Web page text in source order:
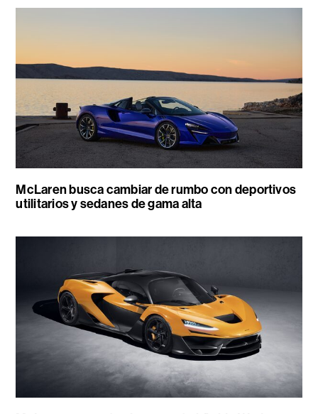
McLaren busca cambiar de rumbo con deportivos
utilitarios y sedanes de gama alta